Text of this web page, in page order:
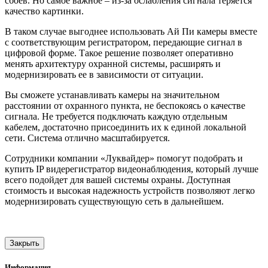
качество картинки.
В таком случае выгоднее использовать Ай Пи камеры вместе
с соответствующим регистратором, передающие сигнал в
цифровой форме. Такое решение позволяет оперативно
менять архитектуру охранной системы, расширять и
модернизировать ее в зависимости от ситуации.
Вы сможете устанавливать камеры на значительном
расстоянии от охранного пункта, не беспокоясь о качестве
сигнала. Не требуется подключать каждую отдельным
кабелем, достаточно присоединить их к единой локальной
сети. Система отлично масштабируется.
Сотрудники компании «Луквайдер» помогут подобрать и
купить IP видерегистратор видеонаблюдения, который лучше
всего подойдет для вашей системы охраны. Доступная
стоимость и высокая надежность устройств позволяют легко
модернизировать существующую сеть в дальнейшем.
Закрыть